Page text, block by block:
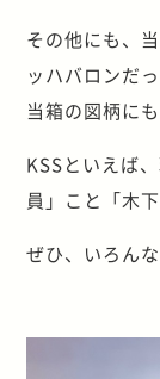
その他にも、
ッハバロンだ
当箱の図柄に
KSSといえば
員」こと「木
ぜひ、いろん